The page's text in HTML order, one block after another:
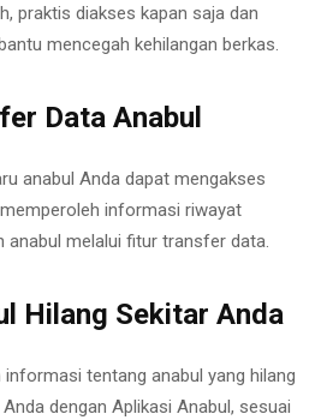
praktis diakses kapan saja dan
mencegah kehilangan berkas.
Data Anabul
anabul Anda dapat mengakses
informasi riwayat
anabul melalui fitur transfer data.
Hilang Sekitar Anda
informasi tentang anabul yang hilang
dengan Aplikasi Anabul, sesuai